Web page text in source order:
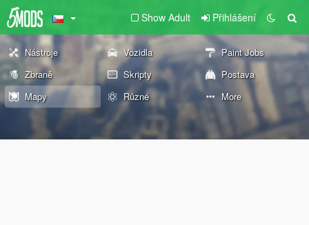
Show Adult Přihlášení
Nástroje Vozidla
Paint Jobs
Zbraně
Skripty
Postava
Mapy
Různé More